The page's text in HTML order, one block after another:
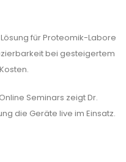
für Proteomik-Labore
bei gesteigertem
Seminars zeigt Dr.
die Geräte live im Einsatz.